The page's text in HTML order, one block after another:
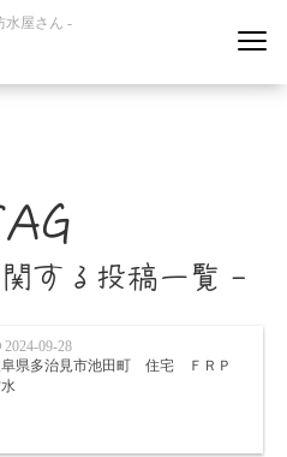
水屋さん -
する投稿一覧 -
2024-09-28
県多治見市池田町 住宅 ＦＲＰ